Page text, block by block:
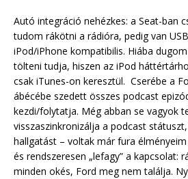
Autó integráció nehézkes: a Seat-ban
tudom rákötni a rádióra, pedig van
iPod/iPhone kompatibilis. Hiába
tölteni tudja, hiszen az iPod
csak iTunes-on keresztül. Cserébe a
ábécébe szedett összes podcast
kezdi/folytatja. Még abban se vagyok
visszaszinkronizálja a podcast
hallgatást – voltak már fura élményeim
és rendszeresen „lefagy” a kapcsolat:
minden okés, Ford meg nem találja.